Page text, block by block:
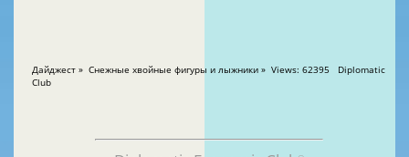
Дайджест » Снежные хвойные фигуры и лыжники » Views: 62395 Diplomatic
Club